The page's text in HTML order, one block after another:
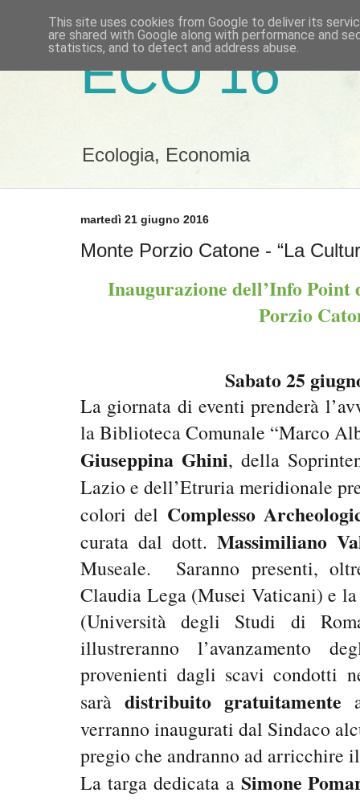
ECO 16
Ecologia, Economia
martedì 21 giugno 2016
Monte Porzio Catone - “La
Inaugurazione dell’Info Point
Porzio
Sabato 25
La giornata di eventi prenderà
la Biblioteca Comunale “Marco
Giuseppina Ghini, della
Lazio e dell’Etruria meridionale
colori del Complesso
curata dal dott. Massimiliano
Museale. Saranno presenti,
Claudia Lega (Musei Vaticani) e
(Università degli Studi di
illustreranno l’avanzamento
provenienti dagli scavi condotti
sarà distribuito gratuitamente
verranno inaugurati dal Sindaco
pregio che andranno ad arricchire
La targa dedicata a Simone
This site uses cookies from Google to deliver its
are shared with Google along with performance and
statistics, and to detect and address abuse.